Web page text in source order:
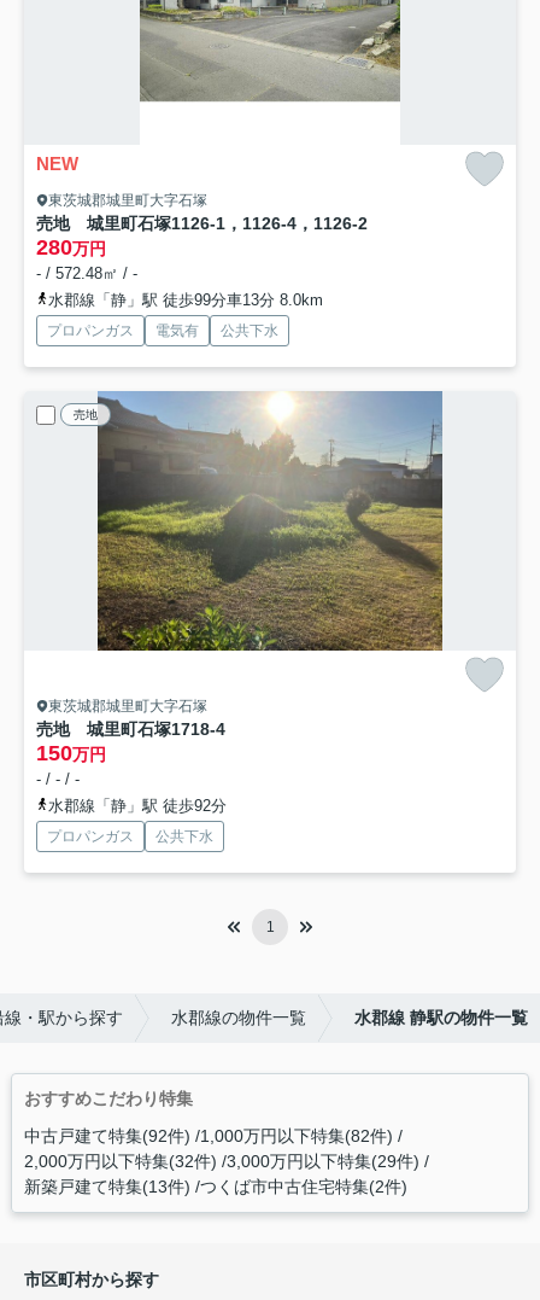
NEW
東茨城郡城里町大字石塚
売地 城里町石塚1126-1，1126-4，1126-2
280万円
- / 572.48㎡ / -
水郡線「静」駅 徒歩99分車13分 8.0km
プロパンガス 電気有 公共下水
売地
東茨城郡城里町大字石塚
売地 城里町石塚1718-4
150万円
- / - / -
水郡線「静」駅 徒歩92分
プロパンガス 公共下水
1
線・駅から探す 水郡線の物件一覧 水郡線 静駅の物件一覧
おすすめこだわり特集
中古戸建て特集(92件) 1,000万円以下特集(82件)
2,000万円以下特集(32件) 3,000万円以下特集(29件)
新築戸建て特集(13件) つくば市中古住宅特集(2件)
市区町村から探す